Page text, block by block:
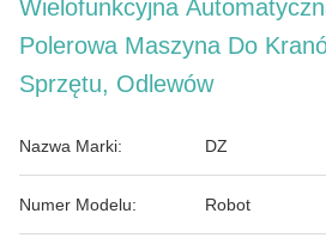
Wielofunkcyjna
Polerowa Maszyna Do
Sprzętu, Odlewów
Nazwa Marki: DZ
Numer Modelu: Robot